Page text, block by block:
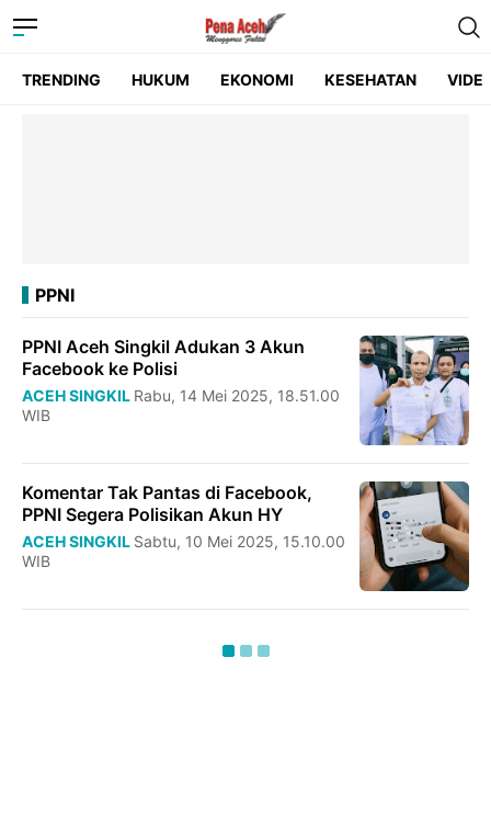
TRENDING HUKUM EKONOMI KESEHATAN
PPNI
PPNI Aceh Singkil Adukan 3 Akun
Facebook ke Polisi
ACEH SINGKIL Rabu, 14 Mei 2025, 18.51.00
WIB
Komentar Tak Pantas di Facebook,
PPNI Segera Polisikan Akun HY
ACEH SINGKIL Sabtu, 10 Mei 2025, 15.10.00
WIB